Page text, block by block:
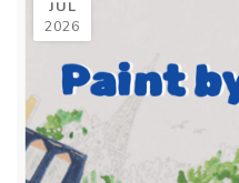
JUL
2026